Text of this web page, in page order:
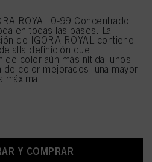
ROYAL 0-99 Concentrado
en todas las bases. La
de IGORA ROYAL contiene
alta definición que
de color aún más nítida, unos
de color mejorados, una mayor
máxima.
Y COMPRAR